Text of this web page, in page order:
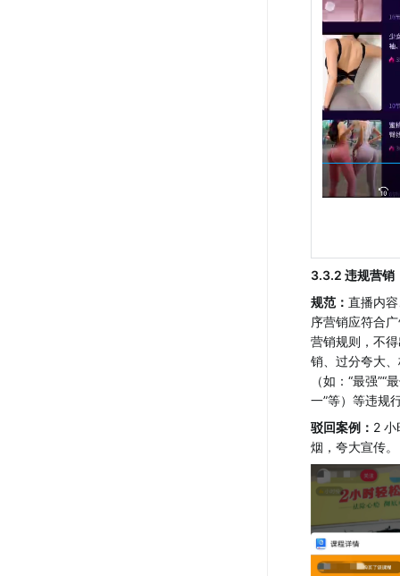
3.3.2 违规营销
规范： 直播内
序营销应符合
营销规则，不
销、过分夸大
（如：“最强”“
一”等）等违规
驳回案例： 2 小
烟，夸大宣传。